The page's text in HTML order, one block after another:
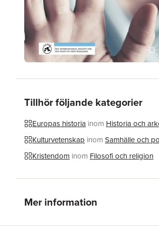
Tillhör följande kategorier
Europas historia inom Historia och
Kulturvetenskap inom Samhälle och
Kristendom inom Filosofi och religion
Mer information